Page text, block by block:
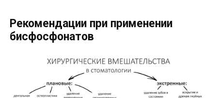
Рекомендации при применении
бисфосфонатов